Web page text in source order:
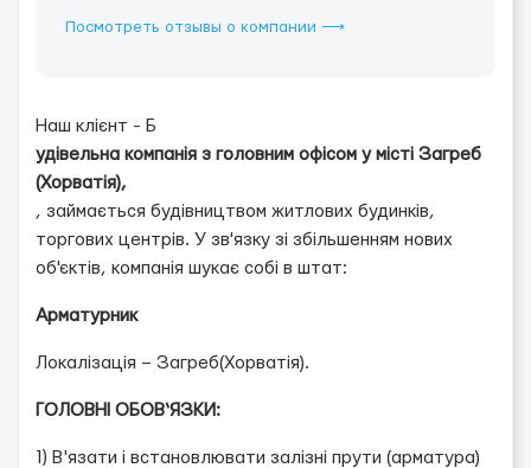
Посмотреть отзывы о компании ⟶
Наш клієнт - Б
удівельна компанія з головним офісом у місті Загреб
(Хорватія),
, займається будівництвом житлових будинків,
торгових центрів. У зв'язку зі збільшенням нових
об'єктів, компанія шукає собі в штат:
Арматурник
Локалізація – Загреб(Хорватія).
ГОЛОВНІ ОБОВ‘ЯЗКИ:
1) В'язати і встановлювати залізні прути (арматура)